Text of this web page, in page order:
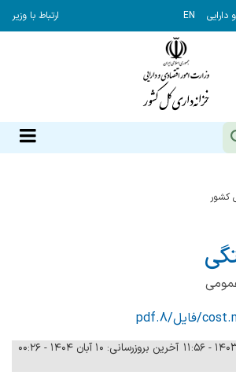
دارایی EN ارتباط با وزیر
کشور
آخرین بروزرسانی: ۱۰ آبان ۱۴۰۴ - ۰۰:۲۶